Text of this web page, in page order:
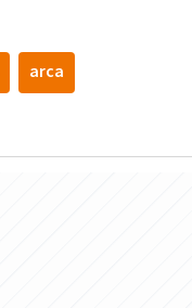
arca